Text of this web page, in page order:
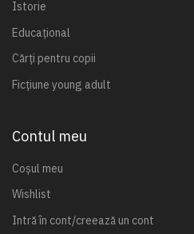
Istorie
Educațional
Cărți pentru copii
Ficțiune young adult
Contul meu
Coșul meu
Wishlist
Intră în cont/creează un cont